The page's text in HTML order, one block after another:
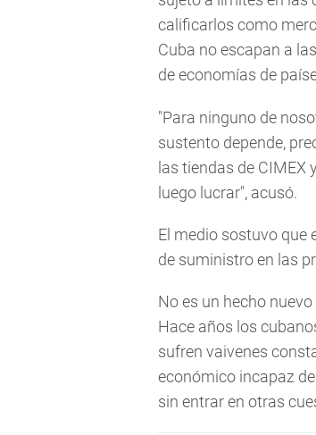
calificarlos como
Cuba no escapan a
de economías de
"Para ninguno de
sustento depende,
las tiendas de CIMEX
luego lucrar", acusó.
El medio sostuvo que
de suministro en las
No es un hecho
Hace años los
sufren vaivenes
económico incapaz
sin entrar en otras